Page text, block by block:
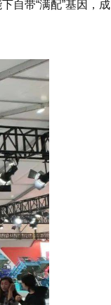
自带“满配”基因，成